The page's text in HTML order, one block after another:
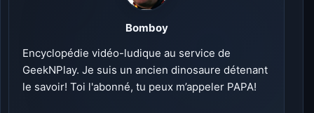
Bomboy
Encyclopédie vidéo-ludique au service de
GeekNPlay. Je suis un ancien dinosaure détenant
le savoir! Toi l'abonné, tu peux m’appeler PAPA!